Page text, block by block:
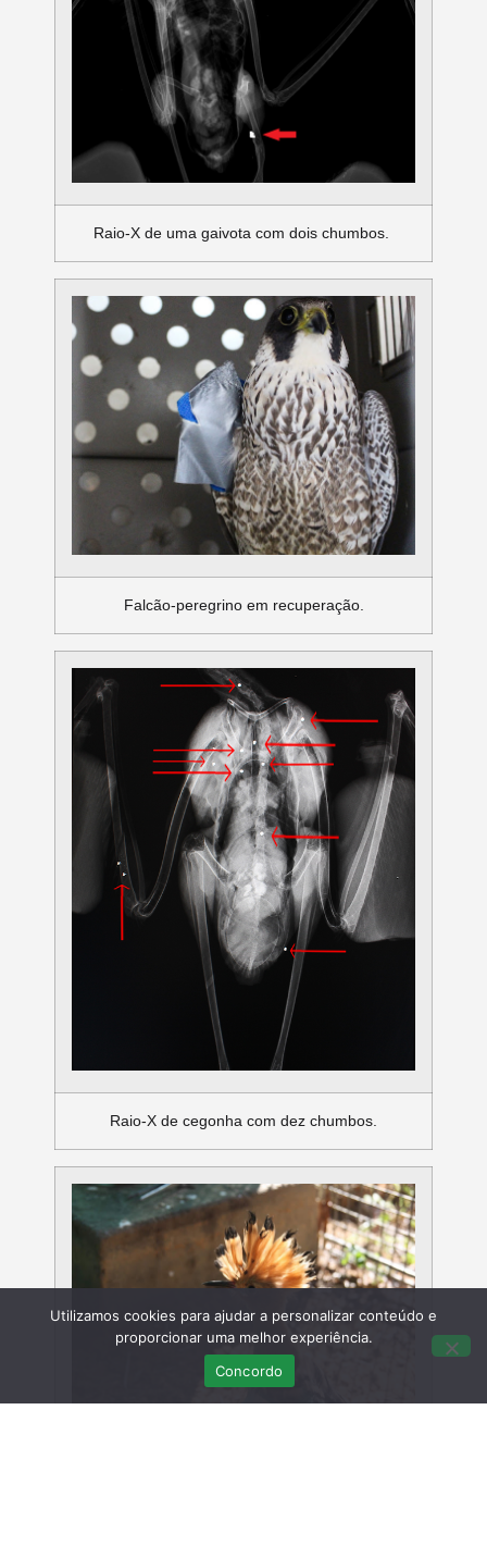
Raio-X de uma gaivota com dois chumbos.
Falcão-peregrino em recuperação.
Raio-X de cegonha com dez chumbos.
Utilizamos cookies para ajudar a personalizar conteúdo e
proporcionar uma melhor experiência.
Concordo